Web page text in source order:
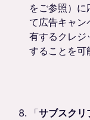
をご参照）に
て広告キャン
有するクレジ
することを可
「サブスクリ